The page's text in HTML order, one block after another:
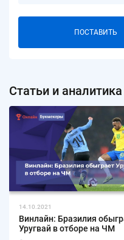
ПОСТАВИТЬ
Статьи и аналитика
14.10.2021
Винлайн: Бразилия
Уругвай в отборе на ЧМ